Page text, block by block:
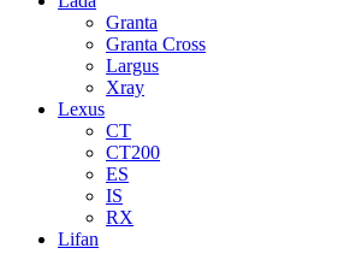
Granta
Granta Cross
Largus
Xray
Lexus
CT
CT200
ES
IS
RX
Lifan